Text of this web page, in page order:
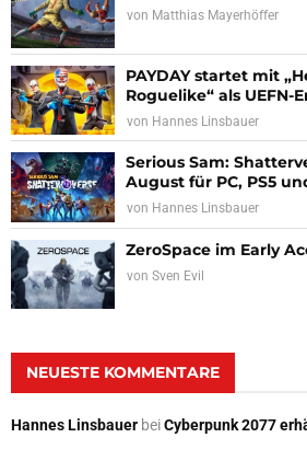
von Matthias Mayerhöffer
PAYDAY startet mit
Roguelike“ als UEFN-
von Hannes Linsbauer
Serious Sam:
August für PC, PS5
von Hannes Linsbauer
ZeroSpace im Early
von Sven Evil
NEUESTE KOMMENTARE
Hannes Linsbauer beiCyberpunk 2077